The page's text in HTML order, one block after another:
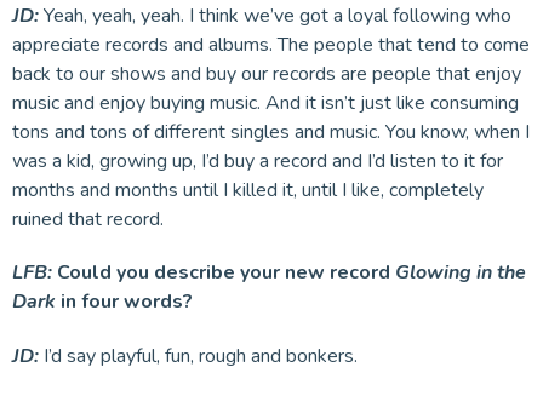
JD:Yeah, yeah, yeah. I think we’ve got a loyal following who
appreciate records and albums. The people that tend to come
back to our shows and buy our records are people that enjoy
music and enjoy buying music. And it isn’t just like consuming
tons and tons of different singles and music. You know, when I
was a kid, growing up, I’d buy a record and I’d listen to it for
months and months until I killed it, until I like, completely
ruined that record.
LFB: Could you describe your new record Glowing in the
Dark in four words?
JD: I’d say playful, fun, rough and bonkers.